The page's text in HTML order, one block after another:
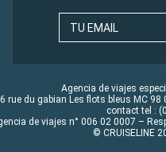
TU EMAIL
Agencia de viajes
rue du gabian Les flots bleus MC
contact tel :
de viajes n° 006 02 0007 –
© CRUISELINE